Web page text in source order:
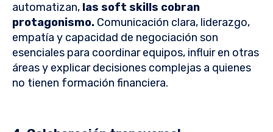
automatizan, las soft skills cobran
protagonismo. Comunicación clara, liderazgo,
empatía y capacidad de negociación son
esenciales para coordinar equipos, influir en otras
áreas y explicar decisiones complejas a quienes
no tienen formación financiera.